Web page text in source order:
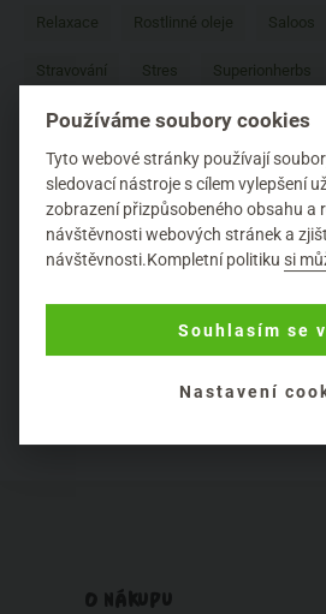
Relaxace Rostlinné oleje Saloos
Stravování Stres Superionherbs
Taoasis Těhotenství Tipy
Vánoce Vegan Vitaminy a
Zdravé potraviny Zdravé vlasy
Zdravotní problémy Zima Životní
O NÁKUPU
Používáme soubory cookies
Tyto webové stránky používají
sledovací nástroje s cílem vylepšení
zobrazení přizpůsobeného obsahu a
návštěvnosti webových stránek a
návštěvnosti.Kompletní politikusi
Souhlasím se
Nastavení